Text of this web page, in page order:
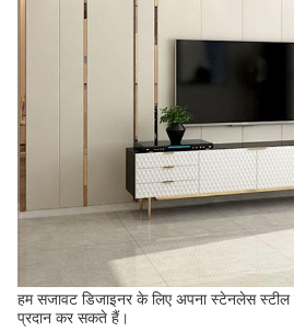
हम सजावट डिजाइनर के लिए अपना स्टेनलेस
प्रदान कर सकते हैं।